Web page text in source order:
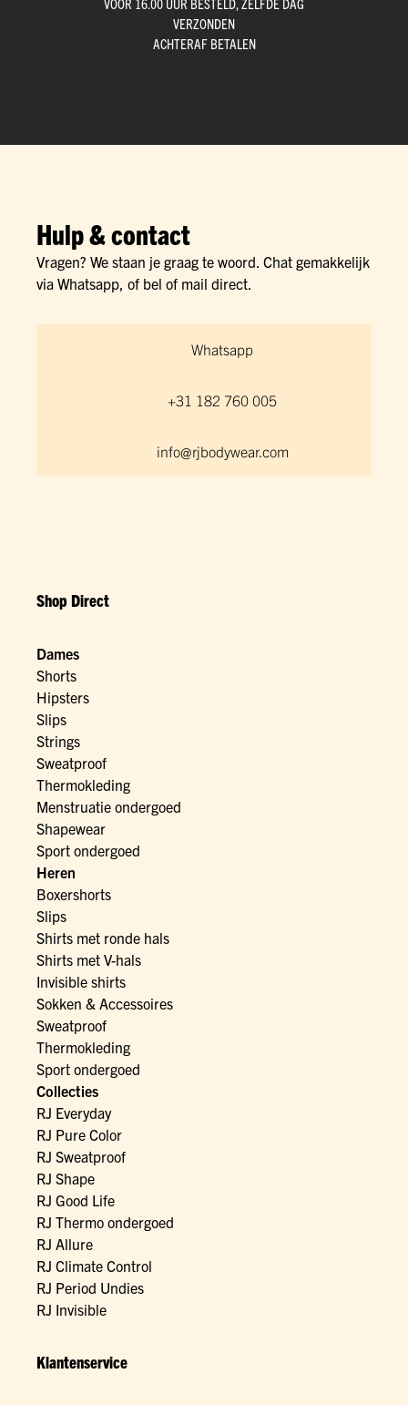
VERZONDEN
ACHTERAF BETALEN
Hulp & contact
Vragen? We staan je graag te woord. Chat gemakkelijk
via Whatsapp, of bel of mail direct.
Whatsapp
+31 182 760 005
info@rjbodywear.com
Shop Direct
Dames
Shorts
Hipsters
Slips
Strings
Sweatproof
Thermokleding
Menstruatie ondergoed
Shapewear
Sport ondergoed
Heren
Boxershorts
Slips
Shirts met ronde hals
Shirts met V-hals
Invisible shirts
Sokken & Accessoires
Sweatproof
Thermokleding
Sport ondergoed
Collecties
RJ Everyday
RJ Pure Color
RJ Sweatproof
RJ Shape
RJ Good Life
RJ Thermo ondergoed
RJ Allure
RJ Climate Control
RJ Period Undies
RJ Invisible
Klantenservice